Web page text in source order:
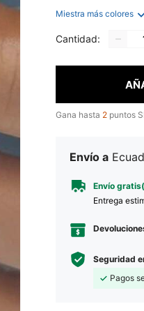
Miestra más colores
Cantidad:
Gana hasta 2 puntos
Envío a
Envío
Entrega
Seguridad
Pagos